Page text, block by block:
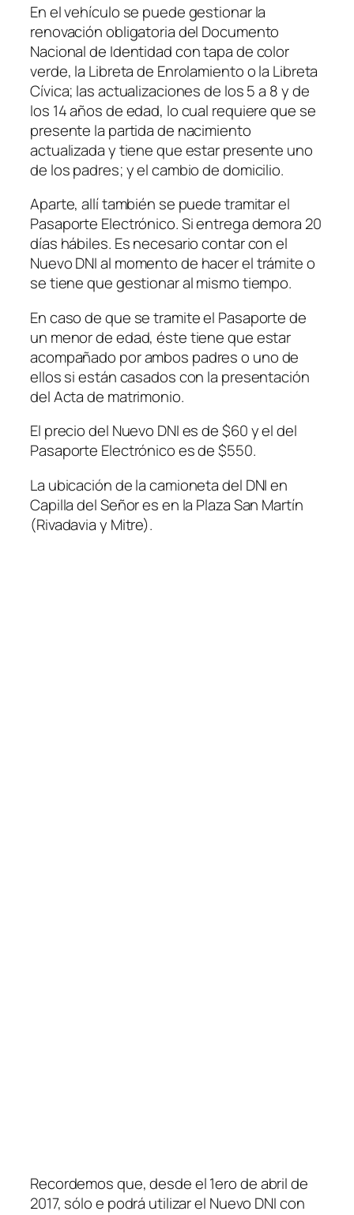
En el vehículo se puede gestionar la
renovación obligatoria del Documento
Nacional de Identidad con tapa de color
verde, la Libreta de Enrolamiento o la Libreta
Cívica; las actualizaciones de los 5 a 8 y de
los 14 años de edad, lo cual requiere que se
presente la partida de nacimiento
actualizada y tiene que estar presente uno
de los padres; y el cambio de domicilio.
Aparte, allí también se puede tramitar el
Pasaporte Electrónico. Si entrega demora 20
días hábiles. Es necesario contar con el
Nuevo DNI al momento de hacer el trámite o
se tiene que gestionar al mismo tiempo.
En caso de que se tramite el Pasaporte de
un menor de edad, éste tiene que estar
acompañado por ambos padres o uno de
ellos si están casados con la presentación
del Acta de matrimonio.
El precio del Nuevo DNI es de $60 y el del
Pasaporte Electrónico es de $550.
La ubicación de la camioneta del DNI en
Capilla del Señor es en la Plaza San Martín
(Rivadavia y Mitre).
Recordemos que, desde el 1ero de abril de
2017, sólo e podrá utilizar el Nuevo DNI con